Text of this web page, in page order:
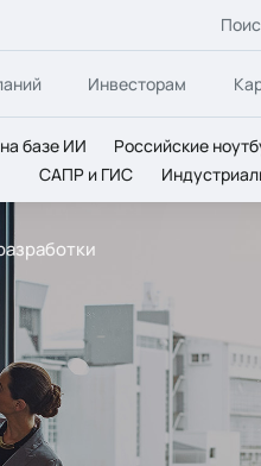
Инвесторам
базе ИИ Российские
САПР и ГИС